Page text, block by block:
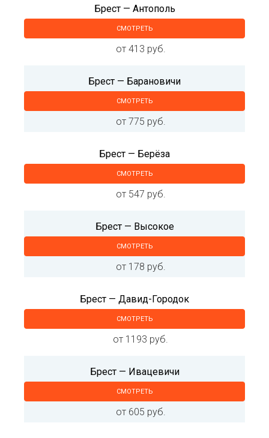
Брест — Антополь
СМОТРЕТЬ
от 413 руб.
Брест — Барановичи
СМОТРЕТЬ
от 775 руб.
Брест — Берёза
СМОТРЕТЬ
от 547 руб.
Брест — Высокое
СМОТРЕТЬ
от 178 руб.
Брест — Давид-Городок
СМОТРЕТЬ
от 1193 руб.
Брест — Ивацевичи
СМОТРЕТЬ
от 605 руб.